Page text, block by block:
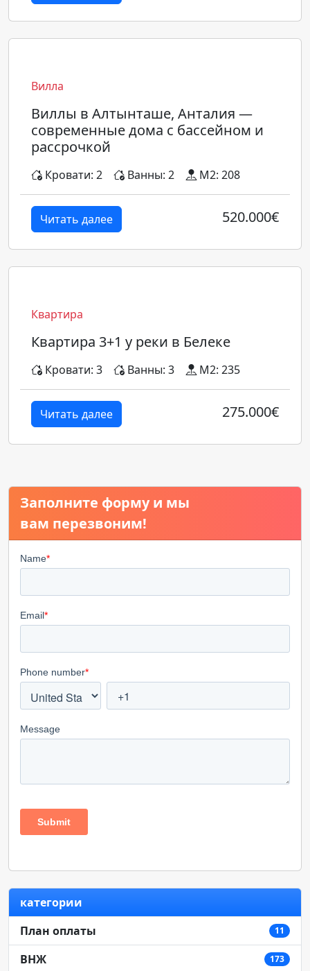
Вилла
Виллы в Алтынташе, Анталия —
современные дома с бассейном и
рассрочкой
Кровати: 2 Ванны: 2 M2: 208
Читать далее 520.000€
Квартира
Квартира 3+1 у реки в Белеке
Кровати: 3 Ванны: 3 M2: 235
Читать далее 275.000€
Заполните форму и мы
вам перезвоним!
категории
План оплаты
11
ВНЖ 173